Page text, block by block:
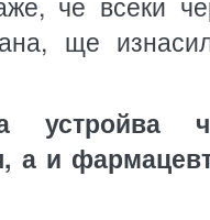
ще
а и